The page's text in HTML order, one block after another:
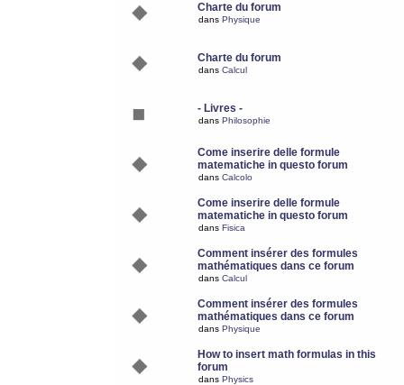
Charte du forum
dans Physique
Charte du forum
dans Calcul
- Livres -
dans Philosophie
Come inserire delle formule
matematiche in questo forum
dans Calcolo
Come inserire delle formule
matematiche in questo forum
dans Fisica
Comment insérer des formules
mathématiques dans ce forum
dans Calcul
Comment insérer des formules
mathématiques dans ce forum
dans Physique
How to insert math formulas in this
forum
dans Physics